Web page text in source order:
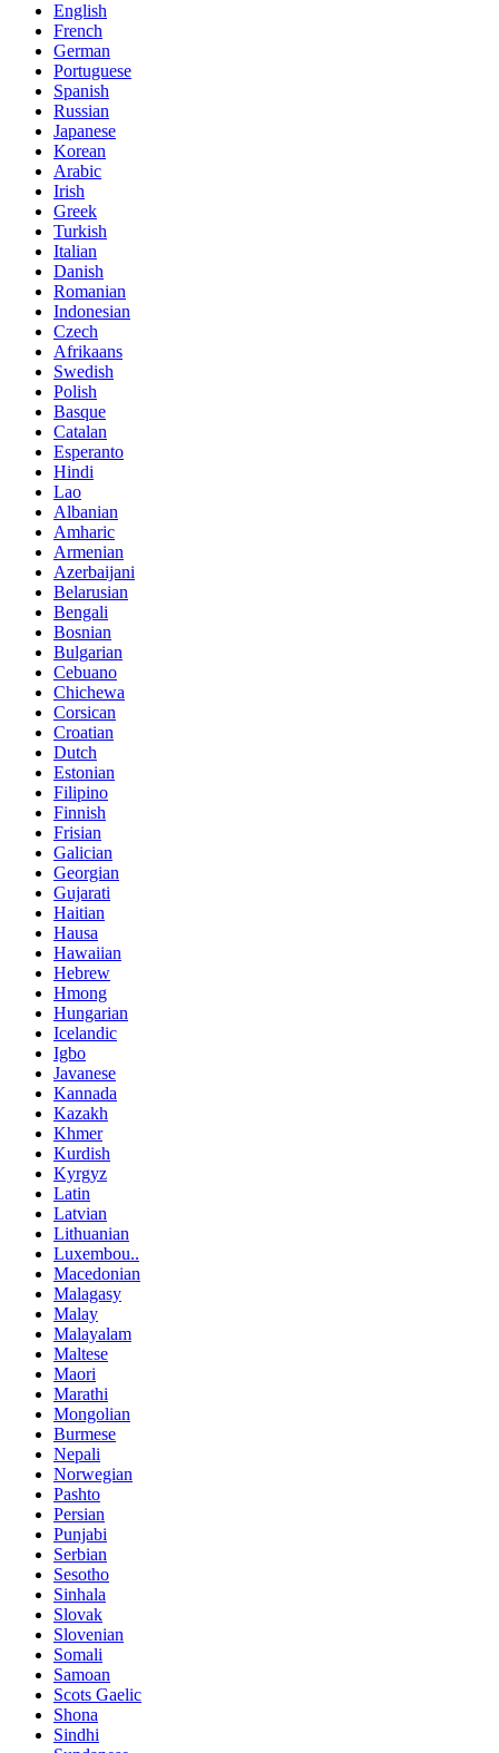
English
French
German
Portuguese
Spanish
Russian
Japanese
Korean
Arabic
Irish
Greek
Turkish
Italian
Danish
Romanian
Indonesian
Czech
Afrikaans
Swedish
Polish
Basque
Catalan
Esperanto
Hindi
Lao
Albanian
Amharic
Armenian
Azerbaijani
Belarusian
Bengali
Bosnian
Bulgarian
Cebuano
Chichewa
Corsican
Croatian
Dutch
Estonian
Filipino
Finnish
Frisian
Galician
Georgian
Gujarati
Haitian
Hausa
Hawaiian
Hebrew
Hmong
Hungarian
Icelandic
Igbo
Javanese
Kannada
Kazakh
Khmer
Kurdish
Kyrgyz
Latin
Latvian
Lithuanian
Luxembou..
Macedonian
Malagasy
Malay
Malayalam
Maltese
Maori
Marathi
Mongolian
Burmese
Nepali
Norwegian
Pashto
Persian
Punjabi
Serbian
Sesotho
Sinhala
Slovak
Slovenian
Somali
Samoan
Scots Gaelic
Shona
Sindhi